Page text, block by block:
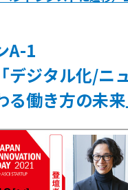
A-1
デジタル化/ニ
る働き方の未来